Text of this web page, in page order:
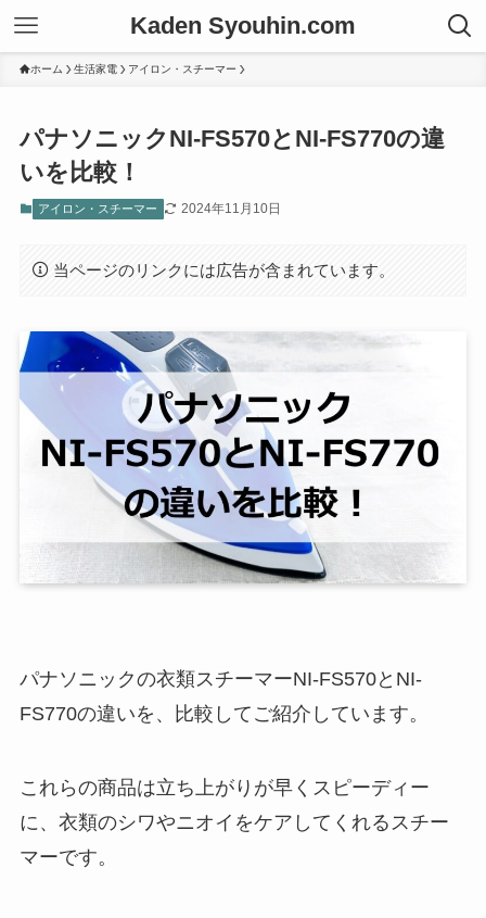
Kaden Syouhin.com
ホーム 生活家電 アイロン・スチーマー
パナソニックNI-FS570とNI-FS770の違
いを比較！
アイロン・スチーマー 2024年11月10日
当ページのリンクには広告が含まれています。
パナソニックの衣類スチーマーNI-FS570とNI-
FS770の違いを、比較してご紹介しています。
これらの商品は立ち上がりが早くスピーディー
に、衣類のシワやニオイをケアしてくれるスチー
マーです。